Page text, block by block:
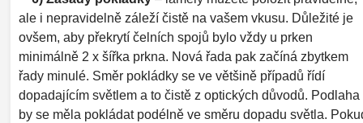
ale i nepravidelně záleží čistě na vašem vkusu. Důležité je
ovšem, aby překrytí čelních spojů bylo vždy u prken
minimálně 2 x šířka prkna. Nová řada pak začíná zbytkem
řady minulé. Směr pokládky se ve většině případů řídí
dopadajícím světlem a to čistě z optických důvodů. Podlaha
by se měla pokládat podélně ve směru dopadu světla.